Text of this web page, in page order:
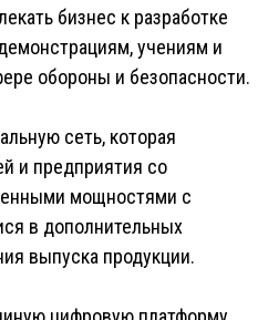
бизнес к разработке
учениям и
обороны и безопасности.
сеть, которая
и предприятия со
мощностями с
в дополнительных
выпуска продукции.